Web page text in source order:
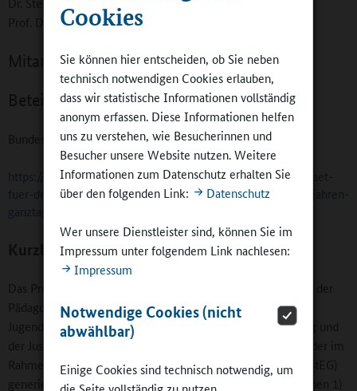
Cookies
Sie können hier entscheiden, ob Sie neben
technisch notwendigen Cookies erlauben,
dass wir statistische Informationen vollständig
anonym erfassen. Diese Informationen helfen
uns zu verstehen, wie Besucherinnen und
Besucher unsere Website nutzen. Weitere
Informationen zum Datenschutz erhalten Sie
über den folgenden Link:
Datenschutz
Wer unsere Dienstleister sind, können Sie im
Impressum unter folgendem Link nachlesen:
Impressum
Notwendige Cookies (nicht
abwählbar)
Einige Cookies sind technisch notwendig, um
Prof. Dr. Kai Maaz
Mitarbeiter/innen:
Beteiligte Länder:
Bundesweite Daten.
https://www.dipf.de/de/forschung/aktuelle-projekte/qualitaet-
fuer-den-ganztag-weiterentwicklungsperspektiven-aus-15-jahren-
ganztagsschulforschung
Kurzbeschreibung
Das Projekt führt in Kooperation mit der Universität Kassel, der
Pädagogischen Hochschule Freiburg, dem Deutschen
Jugendinstitut, dem Institut für Schulentwicklungsforschung und
der Justus-Liebig-Universität Gießen vertiefende Analysen der im
Rahmen der Studie zur Entwicklung von Ganztagsschulen (StEG)
generierten Daten durch. Es arbeitet zu den Themenbereichen 1)